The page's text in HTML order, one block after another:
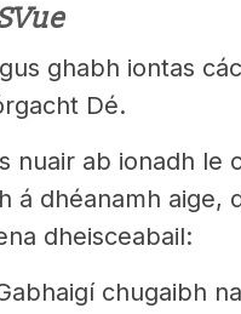
ghabh iontas
Dé.
nuair ab ionadh le
á dhéanamh aige,
dheisceabail:
chugaibh na